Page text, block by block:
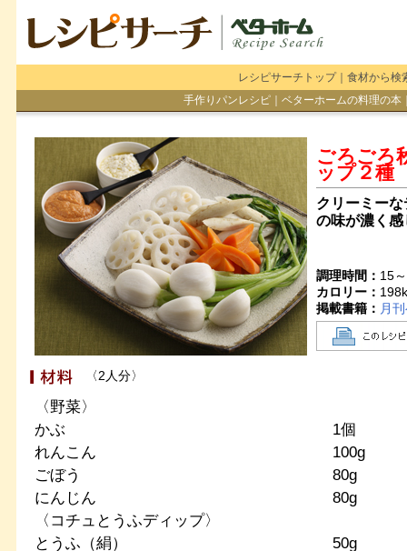
レシピサーチトップ｜ 食材から検
手作りパンレシピ
ベターホームの料理の本
ごろごろ
ップ２種
クリーミー
の味が濃く
調理時間： 15
カロリー： 198
掲載書籍： 月
〈2人分〉
〈野菜〉
かぶ
1個
れんこん
100g
ごぼう
80g
にんじん
80g
〈コチュとうふディップ〉
とうふ（絹）
50g